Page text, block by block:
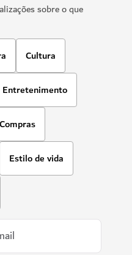
sobre o que
Cultura
Entretenimento
Compras
Estilo de vida